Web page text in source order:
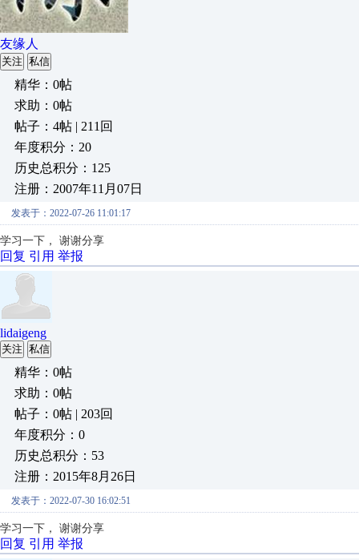
友缘人
关注 私信
精华：0帖
求助：0帖
帖子：4帖 | 211回
年度积分：20
历史总积分：125
注册：2007年11月07日
发表于：2022-07-26 11:01:17
学习一下， 谢谢分享
回复 引用 举报
lidaigeng
关注 私信
精华：0帖
求助：0帖
帖子：0帖 | 203回
年度积分：0
历史总积分：53
注册：2015年8月26日
发表于：2022-07-30 16:02:51
学习一下， 谢谢分享
回复 引用 举报